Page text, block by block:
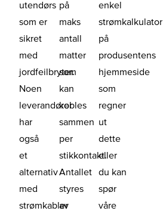
utendørs
som er
sikret
med
jordfeilbryter.
Noen
leverandører
har
også
et
alternativ
med
strømkabler
på
maks
antall
matter
som
kan
kobles
sammen
per
stikkontakt.
Antallet
styres
av
enkel
strømkalkulator
på
produsentens
hjemmeside
som
regner
ut
dette
eller
du kan
spør
våre